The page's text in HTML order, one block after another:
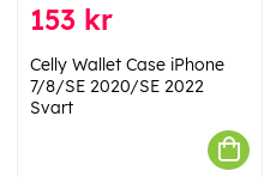
153 kr
Celly Wallet Case iPhone
7/8/SE 2020/SE 2022
Svart